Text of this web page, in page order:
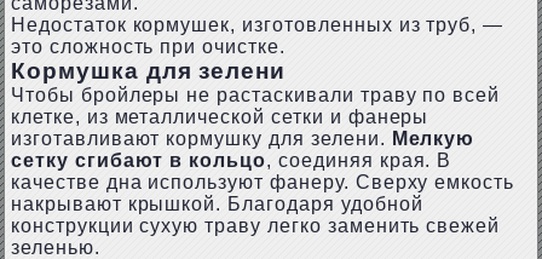
Недостаток кормушек, изготовленных из труб, —
это сложность при очистке.
Кормушка для зелени
Чтобы бройлеры не растаскивали траву по всей
клетке, из металлической сетки и фанеры
изготавливают кормушку для зелени. Мелкую
сетку сгибают в кольцо, соединяя края. В
качестве дна используют фанеру. Сверху емкость
накрывают крышкой. Благодаря удобной
конструкции сухую траву легко заменить свежей
зеленью.